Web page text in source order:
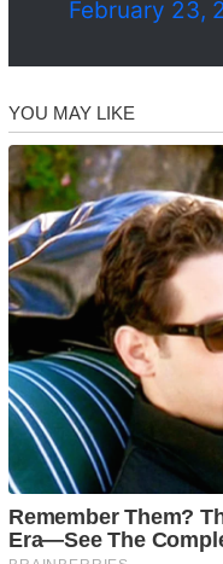
February 23,